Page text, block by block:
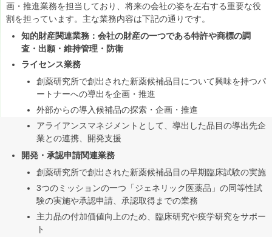
画・推進業務を担当しており、将来の会社の姿を左右する重要な役
割を担っています。主な業務内容は下記の通りです。
知的財産関連業務：会社の財産の一つである特許や商標の調
査・出願・維持管理・防衛
ライセンス業務
創薬研究所で創出された新薬候補品目について興味を持つパ
ートナーへの導出を企画・推進
外部からの導入候補品の探索・企画・推進
アライアンスマネジメントとして、導出した品目の導出先企
業との連携、開発支援
開発・承認申請関連業務
創薬研究所で創出された新薬候補品目の早期臨床試験の実施
3つのミッションの一つ「ジェネリック医薬品」の同等性試
験の実施や承認申請、承認取得までの業務
主力品の付加価値向上のため、臨床研究や疫学研究をサポー
ト